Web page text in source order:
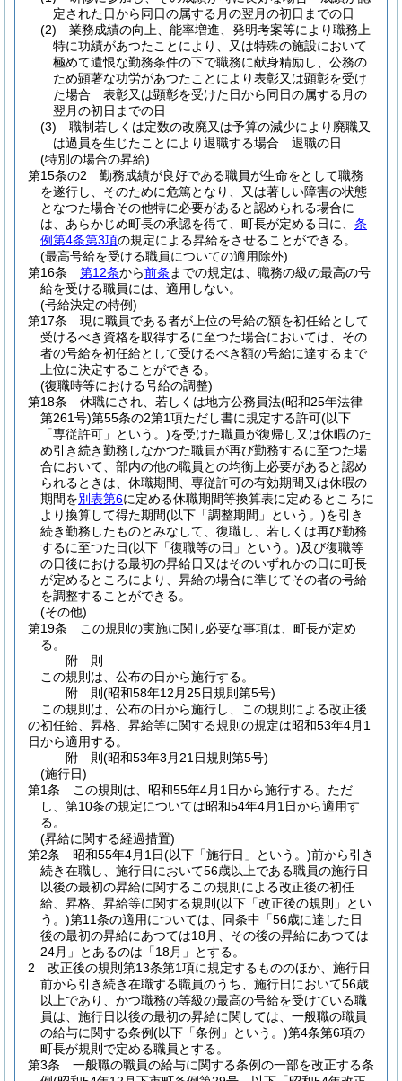
定された日から同日の属する月の翌月の初日までの日
(2)
業務成績の向上、能率増進、発明考案等により職務上
特に功績があつたことにより、又は特殊の施設において
極めて遺恨な勤務条件の下で職務に献身精励し、公務の
ため顕著な功労があつたことにより表彰又は顕彰を受け
た場合 表彰又は顕彰を受けた日から同日の属する月の
翌月の初日までの日
(3)
職制若しくは定数の改廃又は予算の減少により廃職又
は過員を生じたことにより退職する場合 退職の日
(特別の場合の昇給)
第15条の2
勤務成績が良好である職員が生命をとして職務
を遂行し、そのために危篤となり、又は著しい障害の状態
となつた場合その他特に必要があると認められる場合に
は、あらかじめ町長の承認を得て、町長が定める日に、 条
例第4条第3項の規定による昇給をさせることができる。
(最高号給を受ける職員についての適用除外)
第16条
第12条から前条 までの規定は、職務の級の最高の号
給を受ける職員には、適用しない。
(号給決定の特例)
第17条
現に職員である者が上位の号給の額を初任給として
受けるべき資格を取得するに至つた場合においては、その
者の号給を初任給として受けるべき額の号給に達するまで
上位に決定することができる。
(復職時等における号給の調整)
第18条
休職にされ、若しくは地方公務員法(昭和25年法律
第261号)第55条の2第1項ただし書に規定する許可(以下
「専従許可」という。)を受けた職員が復帰し又は休暇のた
め引き続き勤務しなかつた職員が再び勤務するに至つた場
合において、部内の他の職員との均衡上必要があると認め
られるときは、休職期間、専従許可の有効期間又は休暇の
期間を別表第6に定める休職期間等換算表に定めるところに
より換算して得た期間(以下「調整期間」という。)を引き
続き勤務したものとみなして、復職し、若しくは再び勤務
するに至つた日(以下「復職等の日」という。)及び復職等
の日後における最初の昇給日又はそのいずれかの日に町長
が定めるところにより、昇給の場合に準じてその者の号給
を調整することができる。
(その他)
第19条
この規則の実施に関し必要な事項は、町長が定め
る。
附 則
この規則は、公布の日から施行する。
附 則(昭和58年12月25日規則第5号)
この規則は、公布の日から施行し、この規則による改正後
の初任給、昇格、昇給等に関する規則の規定は昭和53年4月1
日から適用する。
附 則(昭和53年3月21日規則第5号)
(施行日)
第1条
この規則は、昭和55年4月1日から施行する。 ただ
し、第10条の規定については昭和54年4月1日から適用す
る。
(昇給に関する経過措置)
第2条
昭和55年4月1日(以下「施行日」という。)前から引き
続き在職し、施行日において56歳以上である職員の施行日
以後の最初の昇給に関するこの規則による改正後の初任
給、昇格、昇給等に関する規則 (以下「改正後の規則」とい
う。)第11条の適用については、同条中「56歳に達した日
後の最初の昇給にあつては18月、その後の昇給にあつては
24月」とあるのは「18月」とする。
2
改正後の規則第13条第1項に規定するもののほか、施行日
前から引き続き在職する職員のうち、施行日において56歳
以上であり、かつ職務の等級の最高の号給を受けている職
員は、施行日以後の最初の昇給に関しては、一般職の職員
の給与に関する条例(以下「条例」という。)第4条第6項の
町長が規則で定める職員とする。
第3条
一般職の職員の給与に関する条例の一部を改正する条